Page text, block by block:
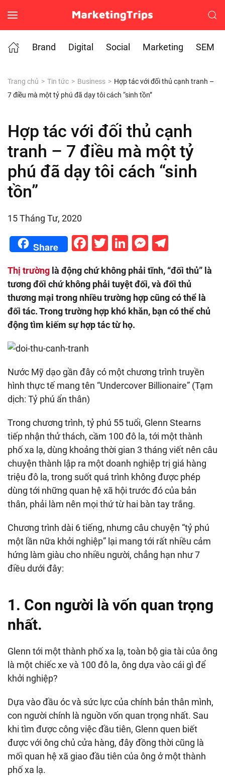
Skip to main content
Brand
Digital Social Marketing SEM
Trang chủ Tin tức Business
Hợp tác với đối thủ cạnh tranh –
7 điều mà một tỷ phú đã dạy tôi cách “sinh tồn”
Hợp tác với đối thủ cạnh
tranh – 7 điều mà một tỷ
phú đã dạy tôi cách “sinh
tồn”
15 Tháng Tư, 2020
Share Facebook
Twitter
LinkedIn
Thị trường là động chứ không phải tĩnh, “đối thủ” là
tương đối chứ không phải tuyệt đối, và đối thủ
thương mại trong nhiều trường hợp cũng có thể là
đối tác. Trong trường hợp khó khăn, bạn có thể chủ
động tìm kiếm sự hợp tác từ họ.
Nước Mỹ dạo gần đây có một chương trình truyền
hình thực tế mang tên “Undercover Billionaire” (Tạm
dịch: Tỷ phú ẩn thân)
Trong chương trình, tỷ phú 55 tuổi, Glenn Stearns
tiếp nhận thử thách, cầm 100 đô la, tới một thành
phố xa lạ, dùng khoảng thời gian 3 tháng viết nên câu
chuyện thành lập ra một doanh nghiệp trị giá hàng
triệu đô la, trong suốt quá trình không được phép
dùng tới những quan hệ xã hội trước đó của bản
thân, phải làm nên mọi thứ từ hai bàn tay trắng.
Chương trình dài 6 tiếng, nhưng câu chuyện “tỷ phú
một lần nữa khởi nghiệp” lại mang tới rất nhiều cảm
hứng làm giàu cho nhiều người, chẳng hạn như 7
điều dưới đây:
1. Con người là vốn quan trọng
nhất.
Glenn tới một thành phố xa lạ, toàn bộ gia tài của ông
là một chiếc xe và 100 đô la, ông dựa vào cái gì để
khởi nghiệp?
Dựa vào đầu óc và sức lực của chính bản thân mình,
con người chính là nguồn vốn quan trọng nhất. Sau
khi tìm được công việc đầu tiên, Glenn quen biết
được với ông chủ cửa hàng, đây đồng thời cũng là
mối quan hệ xã giao đầu tiên của ông ở một thành
phố xa lạ.